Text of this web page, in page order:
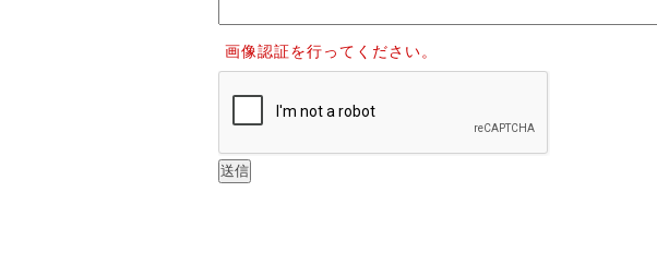
画像認証を行ってください。